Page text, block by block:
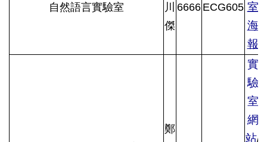
自然語言實驗室
川
傑
6666 ECG605 室
海
報
鄭
實
驗
室
網
站/